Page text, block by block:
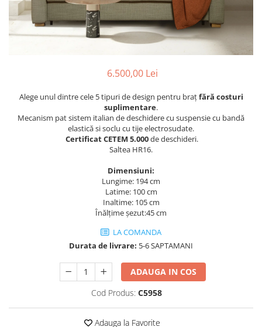
Oferte speciale
Banchete
Sezlong living
6.500,00 Lei
Alege unul dintre cele 5 tipuri de design pentru brațfără costuri
suplimentare.
Mecanism pat sistem italian de deschidere cu suspensie cu bandă
elastică si soclu cu tije electrosudate.
CertificatCETEM 5.000de deschideri.
Saltea HR16.
Dimensiuni:
Lungime: 194 cm
Latime: 100 cm
Inaltime: 105 cm
Înălțime șezut:45 cm
LA COMANDA
Durata de livrare: 5-6 SAPTAMANI
ADAUGA IN COS
Cod Produs: C5958
Adauga la Favorite